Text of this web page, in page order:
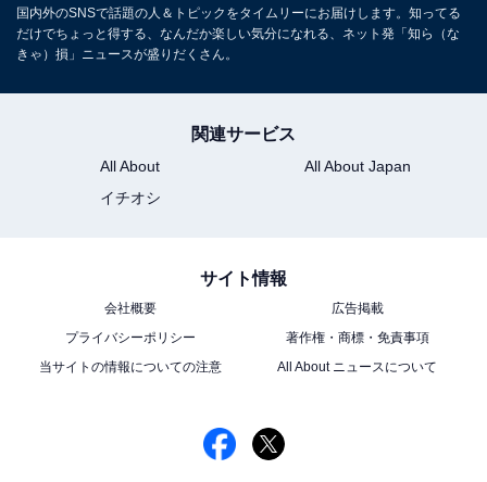
国内外のSNSで話題の人＆トピックをタイムリーにお届けします。知ってる
だけでちょっと得する、なんだか楽しい気分になれる、ネット発「知ら（な
きゃ）損」ニュースが盛りだくさん。
関連サービス
All About
All About Japan
イチオシ
サイト情報
会社概要
広告掲載
プライバシーポリシー
著作権・商標・免責事項
当サイトの情報についての注意
All About ニュースについて